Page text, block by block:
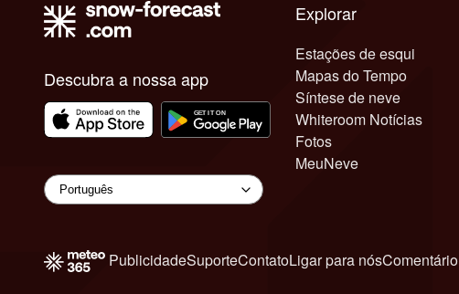
Descubra a nossa app
Explorar
Estações de esqui
Mapas do Tempo
Síntese de neve
Whiteroom Notícias
Fotos
MeuNeve
PublicidadeSuporteContatoLigar para nósComentário